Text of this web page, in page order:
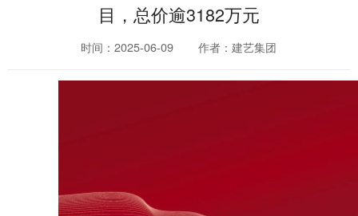
目，总价逾3182万元
时间：2025-06-09 作者：建艺集团